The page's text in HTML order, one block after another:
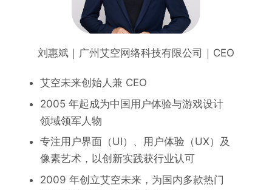
刘惠斌｜广州艾空网络科技有限公司｜CEO
艾空未来创始人兼 CEO
2005 年起成为中国用户体验与游戏设计
领域领军人物
专注用户界面（UI）、用户体验（UX）及
像素艺术，以创新实践获行业认可
2009 年创立艾空未来，为国内多款热门